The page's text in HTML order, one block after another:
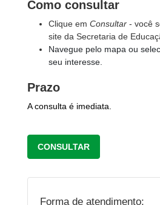
Como consultar
Clique em Consultar - você
site da Secretaria de
Navegue pelo mapa ou
seu interesse.
Prazo
A consulta é imediata.
CONSULTAR
Forma de atendimento: